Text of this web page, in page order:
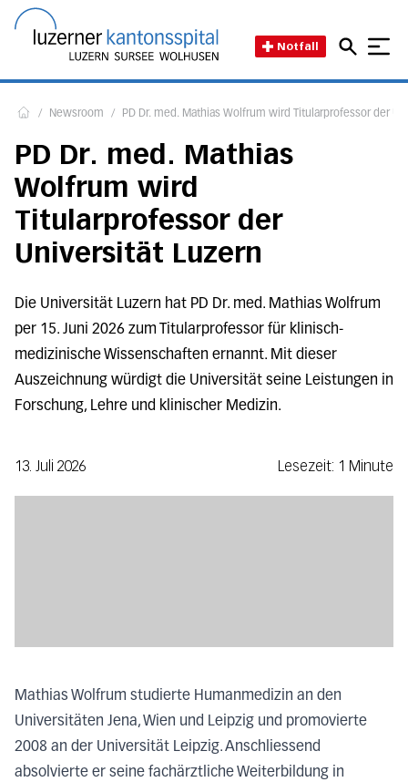
Notfall
/ Newsroom / PD Dr. med. Mathias Wolfrum wird Titularprofessor der
PD Dr. med. Mathias
Wolfrum wird
Titularprofessor der
Universität Luzern
Die Universität Luzern hat PD Dr. med. Mathias Wolfrum
per 15. Juni 2026 zum Titularprofessor für klinisch-
medizinische Wissenschaften ernannt. Mit dieser
Auszeichnung würdigt die Universität seine Leistungen in
Forschung, Lehre und klinischer Medizin.
13. Juli 2026 Lesezeit: 1 Minute
Mathias Wolfrum studierte Humanmedizin an den
Universitäten Jena, Wien und Leipzig und promovierte
2008 an der Universität Leipzig. Anschliessend
absolvierte er seine fachärztliche Weiterbildung in